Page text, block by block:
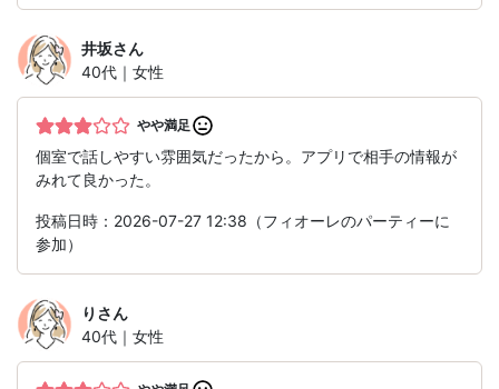
井坂さん
40代｜女性
やや満足
個室で話しやすい雰囲気だったから。アプリで相手の情報が
みれて良かった。
投稿日時：2026-07-27 12:38（フィオーレのパーティーに
参加）
り さん
40代｜女性